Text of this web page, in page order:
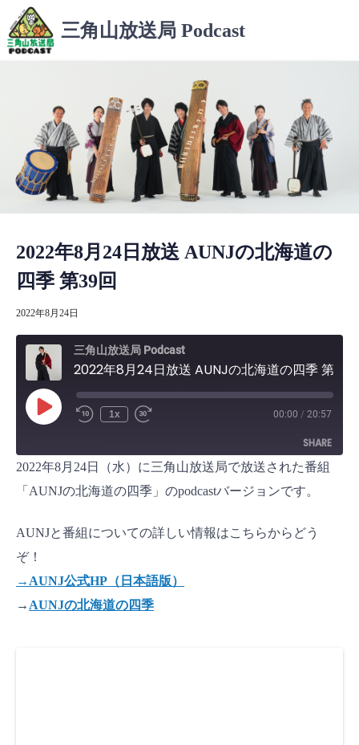
ン
テ
三角山放送局 Podcast
2022年8月24日放送 AUNJの北海道の
四季 第39回
2022年8月24日
三角山放送局 Podcast
P
l
E
p
s
1x 00:00 / 20:57
SHARE
SHARE
EMBED
2022年8月24日（水）に三角山放送局で放送された番組
「AUNJの北海道の四季」のpodcastバージョンです。
AUNJと番組についての詳しい情報はこちらからどう
ぞ！
→AUNJ公式HP（日本語版）
→ AUNJの北海道の四季